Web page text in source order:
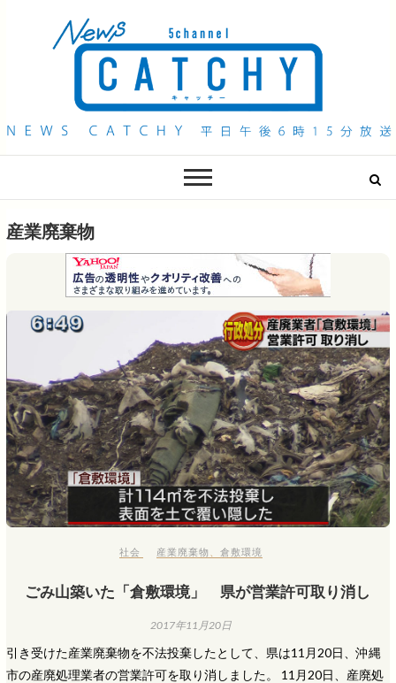
QAB NEWS Headline
産業廃棄物
社会 産業廃棄物 、倉敷環境
ごみ山築いた「倉敷環境」 県が営業許可取り消し
2017年11月20日
引き受けた産業廃棄物を不法投棄したとして、県は11月20日、沖縄
市の産廃処理業者の営業許可を取り消しました。 11月20日、産廃処